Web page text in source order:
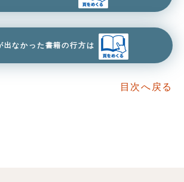
出なかった書籍の行方は
目次へ戻る